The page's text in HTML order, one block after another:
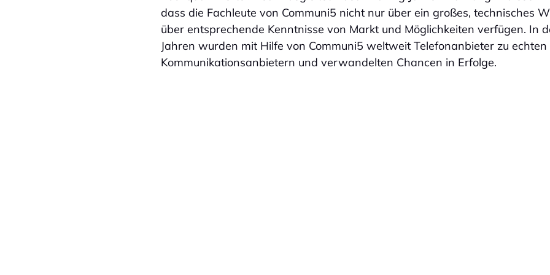
dass die Fachleute von Communi5 nicht nur über ein großes, technisches
über entsprechende Kenntnisse von Markt und Möglichkeiten verfügen. In
Jahren wurden mit Hilfe von Communi5 weltweit Telefonanbieter zu echten
Kommunikationsanbietern und verwandelten Chancen in Erfolge.